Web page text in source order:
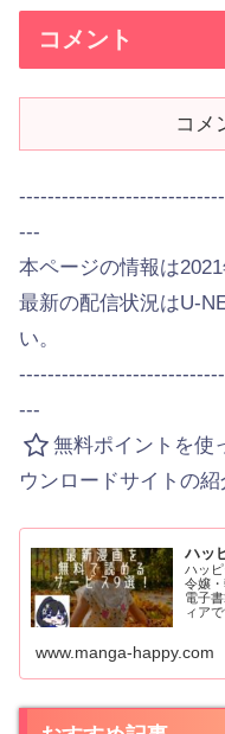
コメント
コメ
---
本ページの情報は
最新の配信状況はU-
い。
---
無料ポイントを使
ウンロードサイトの
ハッ
ハッ
令嬢
電子
ィアで
www.manga-happy.com